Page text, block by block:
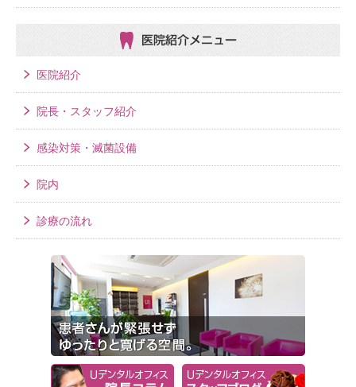
医院紹介メニュー
医院紹介
院長・スタッフ紹介
感染対策・滅菌設備
院内
診療の流れ